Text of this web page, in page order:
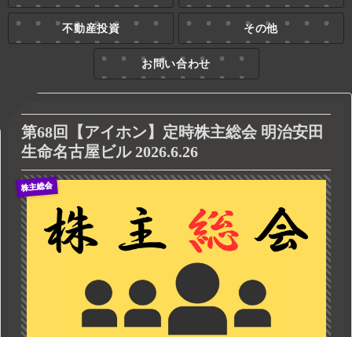
不動産投資 その他
お問い合わせ
第68回【アイホン】定時株主総会 明治安田
生命名古屋ビル 2026.6.26
株主総会